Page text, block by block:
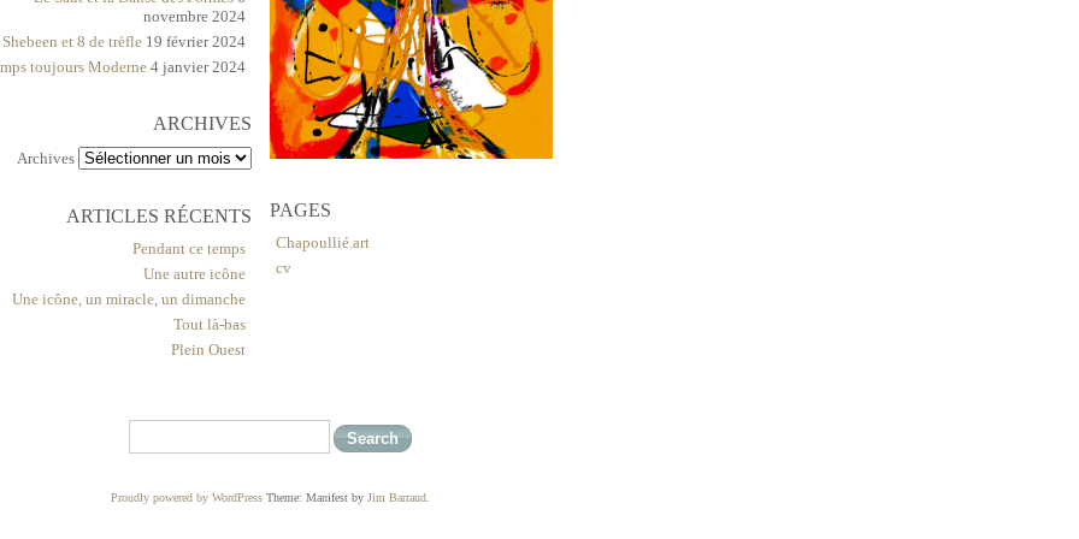
novembre 2024
Shebeen et 8 de trèfle 19 février 2024
toujours Moderne 4 janvier 2024
ARCHIVES
Archives
ARTICLES RÉCENTS
Pendant ce temps
Une autre icône
Une icône, un miracle, un dimanche
Tout là-bas
Plein Ouest
PAGES
Chapoullié.art
cv
Proudly powered by WordPressTheme: Manifest by Jim Barraud.